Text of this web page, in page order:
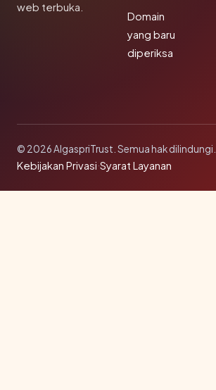
web terbuka.
Domain
yang baru
diperiksa
© 2026 AlgaspriTrust. Semua hak dilindungi.
Kebijakan Privasi·Syarat Layanan